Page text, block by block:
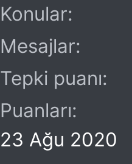
Konular
Mesajlar
Tepki puanı
Puanları
23 Ağu 2020